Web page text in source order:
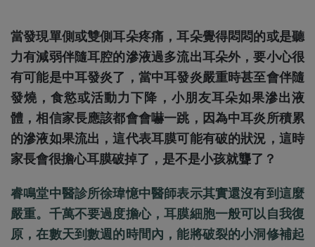
當發現單側或雙側耳朵疼痛，耳朵覺得悶悶的或是聽
力有減弱伴隨耳腔的滲液過多流出耳朵外，要小心很
有可能是中耳發炎了，當中耳發炎嚴重時甚至會伴隨
發燒，食慾或活動力下降，小朋友耳朵如果滲出液
體，相信家長應該都會會嚇一跳，因為中耳炎所積累
的滲液如果流出，這代表耳膜可能有破的狀況，這時
家長會很擔心耳膜破掉了，是不是小孩就聾了？
睿鳴堂中醫診所徐瑋憶中醫師表示其實還沒有到這麼
嚴重。千萬不要過度擔心，耳膜細胞一般可以自我復
原，在數天到數週的時間內，能將破裂的小洞修補起